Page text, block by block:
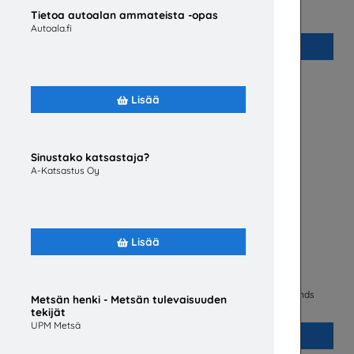
Tietoa autoalan ammateista -opas
Autoala.fi
Lisää
Sinustako katsastaja?
A-Katsastus Oy
Lisää
Metsän henki - Metsän tulevaisuuden
tekijät
UPM Metsä
Suomen Hitsausteknillinen Yhdistys - Finlands
Svetstekniska Förening ry